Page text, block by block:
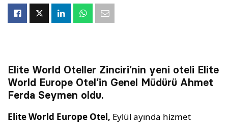
Elite World Oteller Zinciri’nin yeni oteli Elite
World Europe Otel’in Genel Müdürü Ahmet
Ferda Seymen oldu.
Elite World Europe Otel, Eylül ayında hizmet